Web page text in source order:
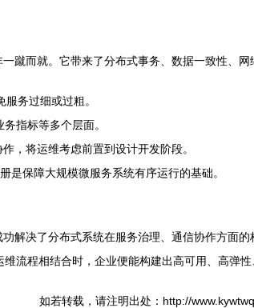
蹴而就。它带来了分布式事务、数据一致性、
务过细或过粗。
指标等多个层面。
，将运维考虑前置到设计开发阶段。
是保障大规模微服务系统有序运行的基础。
解决了分布式系统在服务治理、通信协作方面
流程相结合时，企业便能构建出高可用、高弹
如若转载，请注明出处：http://